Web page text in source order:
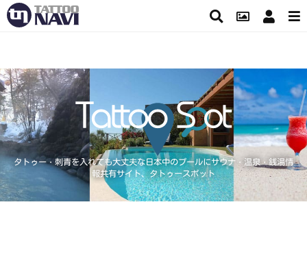
タトゥー・刺青を入れても大丈夫な日本中のプールにサウナ・温泉・銭湯情
報共有サイト、タトゥースポット